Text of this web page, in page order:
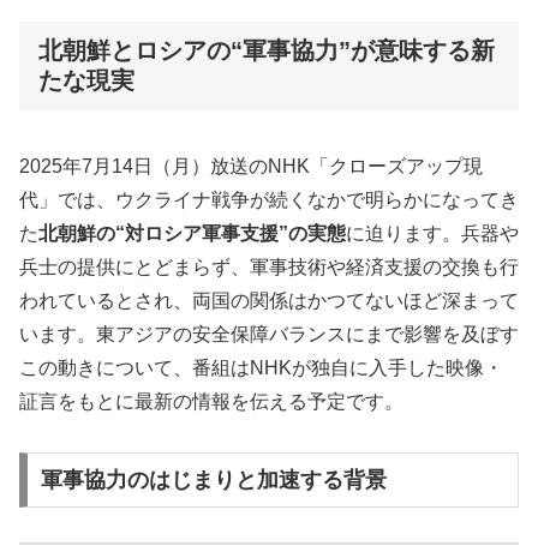
北朝鮮とロシアの“軍事協力”が意味する新
たな現実
2025年7月14日（月）放送のNHK「クローズアップ現
代」では、ウクライナ戦争が続くなかで明らかになってき
た北朝鮮の“対ロシア軍事支援”の実態に迫ります。兵器や
兵士の提供にとどまらず、軍事技術や経済支援の交換も行
われているとされ、両国の関係はかつてないほど深まって
います。東アジアの安全保障バランスにまで影響を及ぼす
この動きについて、番組はNHKが独自に入手した映像・
証言をもとに最新の情報を伝える予定です。
軍事協力のはじまりと加速する背景